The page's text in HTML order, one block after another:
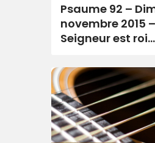
Psaume 92 –
novembre 2015
Seigneur est roi…